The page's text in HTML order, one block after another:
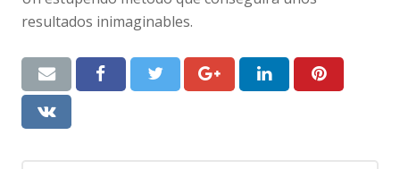
resultados inimaginables.